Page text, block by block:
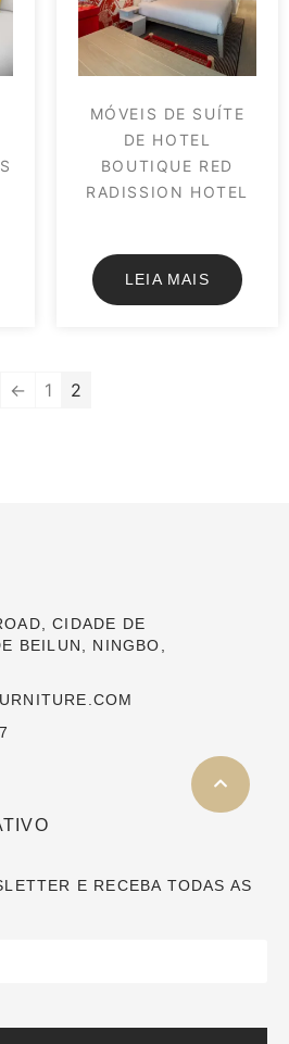
MÓVEIS DE SUÍTE
DE HOTEL
BOUTIQUE RED
RADISSION HOTEL
LEIA MAIS
← 1 2
CIDADE DE
BEILUN, NINGBO,
E RECEBA TODAS AS